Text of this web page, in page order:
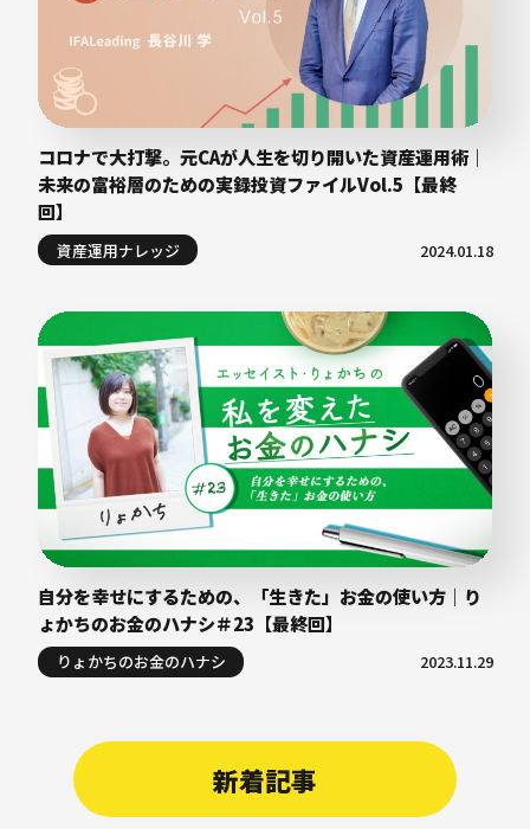
コロナで大打撃。元CAが人生を切り開いた資産運用術｜
未来の富裕層のための実録投資ファイルVol.5【最終
回】
資産運用ナレッジ 2024.01.18
自分を幸せにするための、「生きた」お金の使い方｜り
ょかちのお金のハナシ＃23【最終回】
りょかちのお金のハナシ 2023.11.29
新着記事